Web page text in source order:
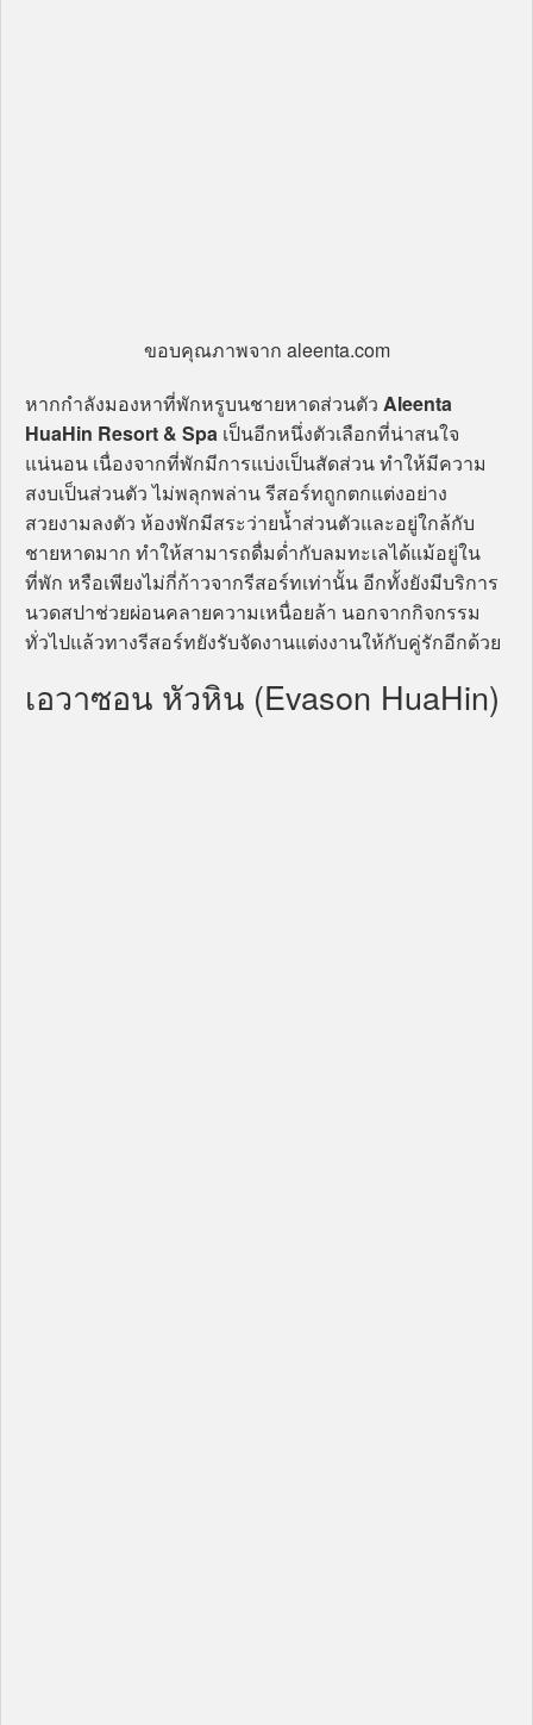
ขอบคุณภาพจาก aleenta.com
หากกำลังมองหาที่พักหรูบนชายหาดส่วนตัว Aleenta
HuaHin Resort & Spa เป็นอีกหนึ่งตัวเลือกที่น่าสนใจ
แน่นอน เนื่องจากที่พักมีการแบ่งเป็นสัดส่วน ทำให้มีความ
สงบเป็นส่วนตัว ไม่พลุกพล่าน รีสอร์ทถูกตกแต่งอย่าง
สวยงามลงตัว ห้องพักมีสระว่ายน้ำส่วนตัวและอยู่ใกล้กับ
ชายหาดมาก ทำให้สามารถดื่มด่ำกับลมทะเลได้แม้อยู่ใน
ที่พัก หรือเพียงไม่กี่ก้าวจากรีสอร์ทเท่านั้น อีกทั้งยังมีบริการ
นวดสปาช่วยผ่อนคลายความเหนื่อยล้า นอกจากกิจกรรม
ทั่วไปแล้วทางรีสอร์ทยังรับจัดงานแต่งงานให้กับคู่รักอีกด้วย
เอวาซอน หัวหิน (Evason HuaHin)